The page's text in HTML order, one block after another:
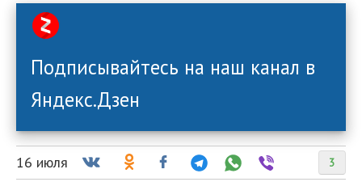
Подписывайтесь на наш канал в
Яндекс.Дзен
3
16 июля